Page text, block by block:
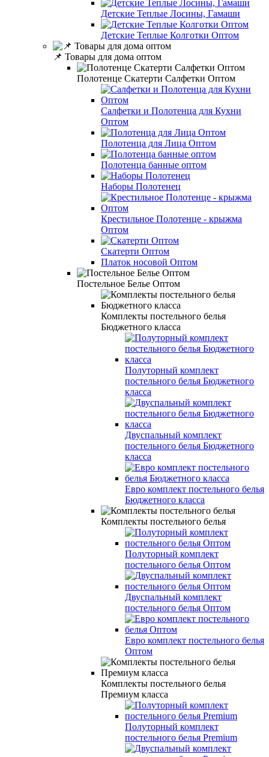
Детские Теплые Лосины, Гамаши
Детские Теплые Колготки Оптом
📌 Товары для дома оптом
Полотенце Скатерти Салфетки Оптом
Салфетки и Полотенца для Кухни
Оптом
Полотенца для Лица Оптом
Полотенца банные оптом
Наборы Полотенец
Крестильное Полотенце - крыжма
Оптом
Скатерти Оптом
Платок носовой Оптом
Постельное Белье Оптом
Комплекты постельного белья
Бюджетного класса
Полуторный комплект
постельного белья Бюджетного
класса
Двуспальный комплект
постельного белья Бюджетного
класса
Евро комплект постельного белья
Бюджетного класса
Комплекты постельного белья
Полуторный комплект
постельного белья Оптом
Двуспальный комплект
постельного белья Оптом
Евро комплект постельного белья
Оптом
Комплекты постельного белья
Премиум класса
Полуторный комплект
постельного белья Premium